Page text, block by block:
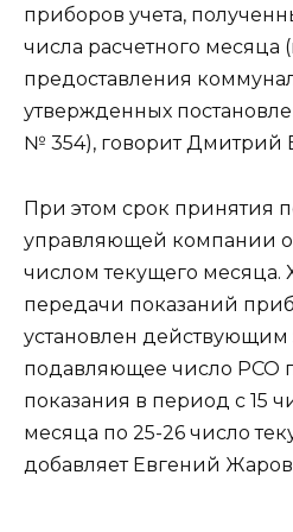
приборов учета,
числа расчетного месяца
предоставления
утвержденных
№ 354), говорит Дмитрий
При этом срок принятия
управляющей компании
числом текущего месяца.
передачи показаний
установлен действующим
подавляющее число РСО
показания в период с 15
месяца по 25-26 число
добавляет Евгений